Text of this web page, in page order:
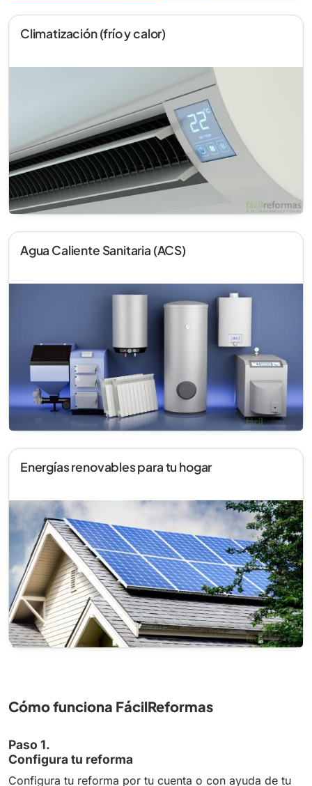
Climatización (frío y calor)
Agua Caliente Sanitaria (ACS)
Energías renovables para tu hogar
Cómo funciona FácilReformas
Paso 1.
Configura tu reforma
Configura tu reforma por tu cuenta o con ayuda de tu